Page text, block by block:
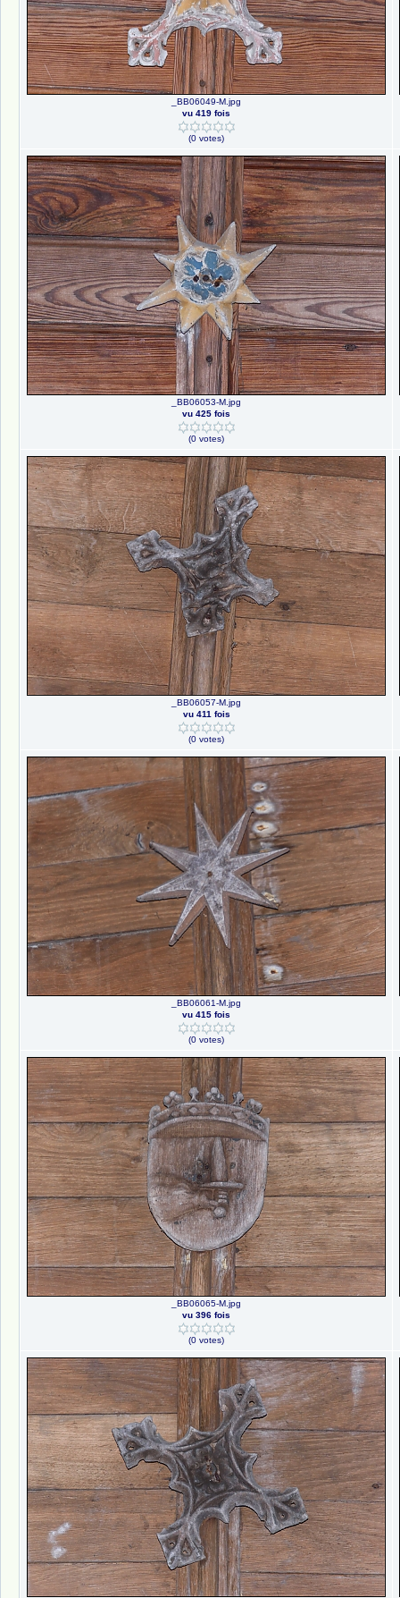
_BB06049-M.jpg
vu 419 fois
(0 votes)
_BB06053-M.jpg
vu 425 fois
(0 votes)
_BB06057-M.jpg
vu 411 fois
(0 votes)
_BB06061-M.jpg
vu 415 fois
(0 votes)
_BB06065-M.jpg
vu 396 fois
(0 votes)